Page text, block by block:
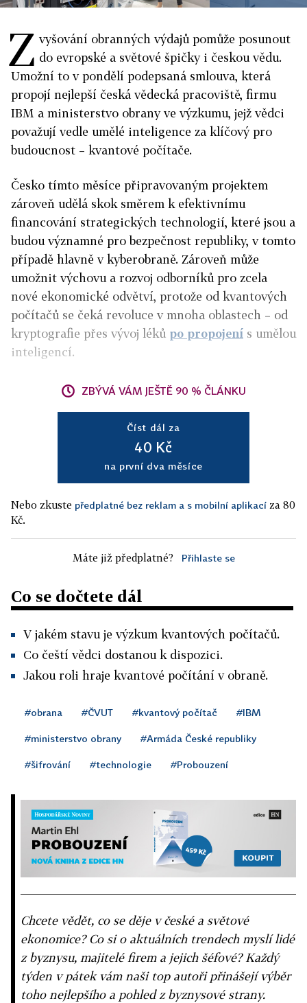
Z vyšování obranných výdajů pomůže posunout
do evropské a světové špičky i českou vědu.
Umožní to v pondělí podepsaná smlouva, která
propojí nejlepší česká vědecká pracoviště, firmu
IBM a ministerstvo obrany ve výzkumu, jejž vědci
považují vedle umělé inteligence za klíčový pro
budoucnost – kvantové počítače.
Česko tímto měsíce připravovaným projektem
zároveň udělá skok směrem k efektivnímu
financování strategických technologií, které jsou a
budou významné pro bezpečnost republiky, v tomto
případě hlavně v kyberobraně. Zároveň může
umožnit výchovu a rozvoj odborníků pro zcela
nové ekonomické odvětví, protože od kvantových
počítačů se čeká revoluce v mnoha oblastech – od
kryptografie přes vývoj léků po propojení s umělou
inteligencí.
ZBÝVÁ VÁM JEŠTĚ 90 % ČLÁNKU
Číst dál za
40 Kč
na první dva měsíce
Nebo zkuste předplatné bez reklam a s mobilní aplikací za 80
Kč.
Máte již předplatné? Přihlaste se
Co se dočtete dál
V jakém stavu je výzkum kvantových počítačů.
Co čeští vědci dostanou k dispozici.
Jakou roli hraje kvantové počítání v obraně.
#obrana #ČVUT #kvantový počítač #IBM
#ministerstvo obrany #Armáda České republiky
#šifrování #technologie #Probouzení
Chcete vědět, co se děje v české a světové
ekonomice? Co si o aktuálních trendech myslí lidé
z byznysu, majitelé firem a jejich šéfové? Každý
týden v pátek vám naši top autoři přinášejí výběr
toho nejlepšího a pohled z byznysové strany.